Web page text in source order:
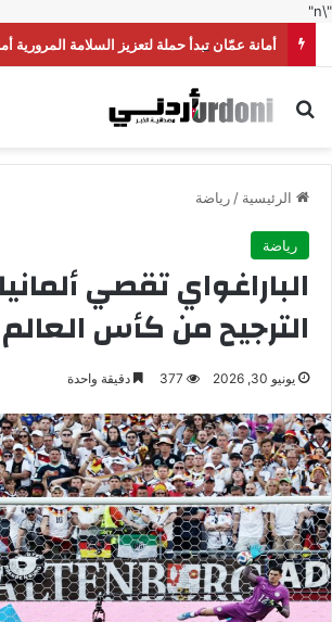
"\n"
بحث عن
الرئيسية /رياضة
رياضة
الباراغواي تقصي
الترجيح من كأس العالم
يونيو 30, 2026 377 دقيقة واحدة